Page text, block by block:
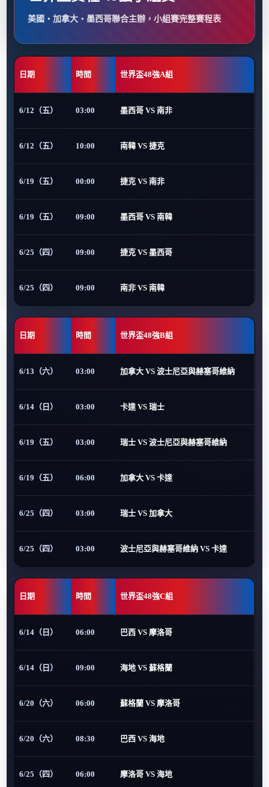
美國・加拿大・墨西哥聯合主辦，小組賽完整賽程表
日期 時間 世界盃48強A組
6/12（五） 03:00 墨西哥 VS 南非
6/12（五） 10:00 南韓 VS 捷克
6/19（五） 00:00 捷克 VS 南非
6/19（五） 09:00 墨西哥 VS 南韓
6/25（四） 09:00 捷克 VS 墨西哥
6/25（四） 09:00 南非 VS 南韓
日期 時間 世界盃48強B組
6/13（六） 03:00 加拿大 VS 波士尼亞與赫塞哥維納
6/14（日） 03:00 卡達 VS 瑞士
6/19（五） 03:00 瑞士 VS 波士尼亞與赫塞哥維納
6/19（五） 06:00 加拿大 VS 卡達
6/25（四） 03:00 瑞士 VS 加拿大
6/25（四） 03:00 波士尼亞與赫塞哥維納 VS 卡達
日期 時間 世界盃48強C組
6/14（日） 06:00 巴西 VS 摩洛哥
6/14（日） 09:00 海地 VS 蘇格蘭
6/20（六） 06:00 蘇格蘭 VS 摩洛哥
6/20（六） 08:30 巴西 VS 海地
6/25（四） 06:00 摩洛哥 VS 海地